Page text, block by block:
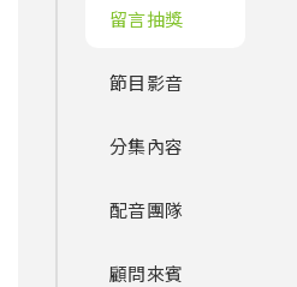
留言抽獎
節目影音
分集內容
配音團隊
顧問來賓